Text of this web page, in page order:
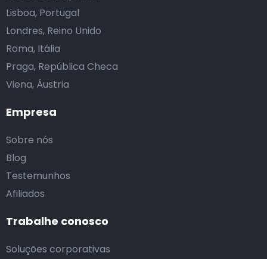
Empresa
Sobre nós
Blog
Testemunhos
Afiliados
Trabalhe conosco
Soluções corporativas
Lisboa, Portugal
Londres, Reino Unido
Roma, Itália
Praga, República Checa
Viena, Áustria